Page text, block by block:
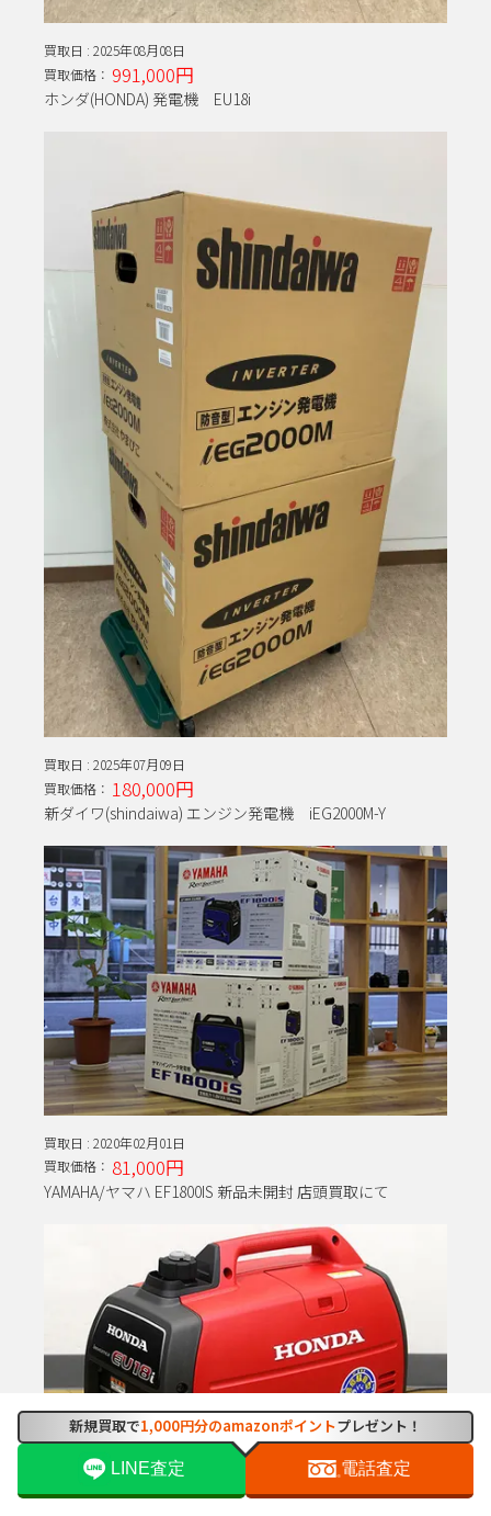
買取日 : 2025年08月08日
買取価格： 991,000円
ホンダ(HONDA) 発電機 EU18i
買取日 : 2025年07月09日
買取価格： 180,000円
新ダイワ(shindaiwa) エンジン発電機 iEG2000M-Y
買取日 : 2020年02月01日
買取価格： 81,000円
YAMAHA/ヤマハ EF1800IS 新品未開封 店頭買取にて
新規買取で1,000円分のamazonポイントプレゼント！
LINE査定 電話査定